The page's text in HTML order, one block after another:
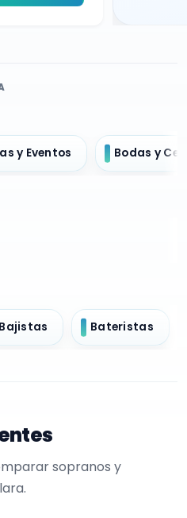
y Eventos Bodas y
Bajistas Bateristas
sopranos y